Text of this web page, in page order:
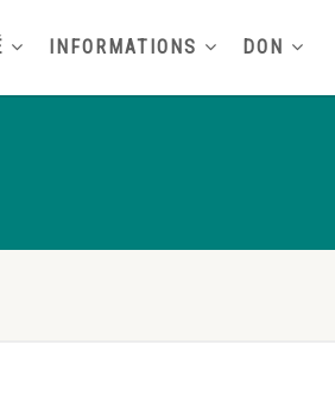
INFORMATIONS DON